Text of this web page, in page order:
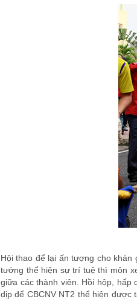
Hội thao để lại ấn tượng cho khán
tướng thể hiện sự trí tuệ thì môn
giữa các thành viên. Hồi hộp, hấp
dịp để CBCNV NT2 thể hiện được